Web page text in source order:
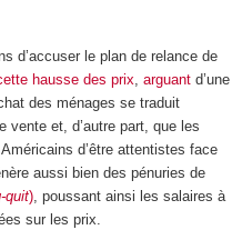
d’accuser le plan de relance de
hausse des prix arguantd’une
des ménages se traduit
vente et, d’autre part, que les
d’être attentistes face
aussi bien des pénuries de
quit), poussant ainsi les salaires à
sur les prix.